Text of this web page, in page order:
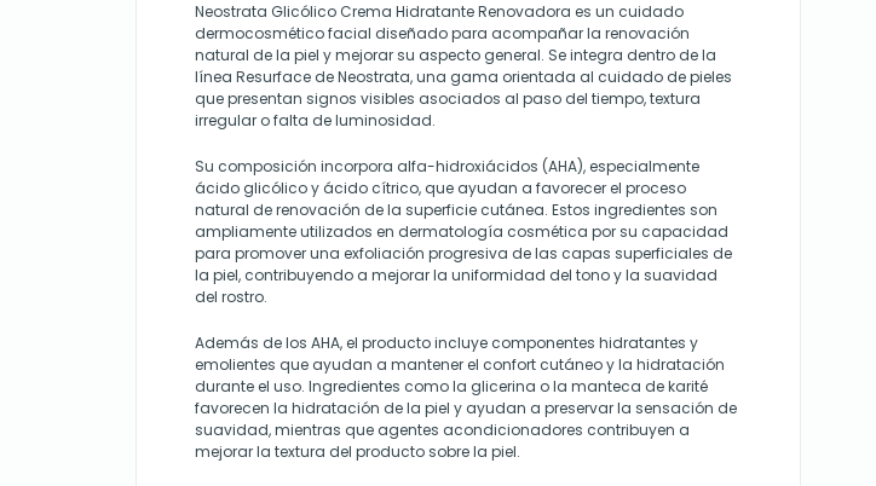
Neostrata Glicólico Crema Hidratante Renovadora es un cuidado
dermocosmético facial diseñado para acompañar la renovación
natural de la piel y mejorar su aspecto general. Se integra dentro de la
línea Resurface de Neostrata, una gama orientada al cuidado de pieles
que presentan signos visibles asociados al paso del tiempo, textura
irregular o falta de luminosidad.
Su composición incorpora alfa-hidroxiácidos (AHA), especialmente
ácido glicólico y ácido cítrico, que ayudan a favorecer el proceso
natural de renovación de la superficie cutánea. Estos ingredientes son
ampliamente utilizados en dermatología cosmética por su capacidad
para promover una exfoliación progresiva de las capas superficiales de
la piel, contribuyendo a mejorar la uniformidad del tono y la suavidad
del rostro.
Además de los AHA, el producto incluye componentes hidratantes y
emolientes que ayudan a mantener el confort cutáneo y la hidratación
durante el uso. Ingredientes como la glicerina o la manteca de karité
favorecen la hidratación de la piel y ayudan a preservar la sensación de
suavidad, mientras que agentes acondicionadores contribuyen a
mejorar la textura del producto sobre la piel.